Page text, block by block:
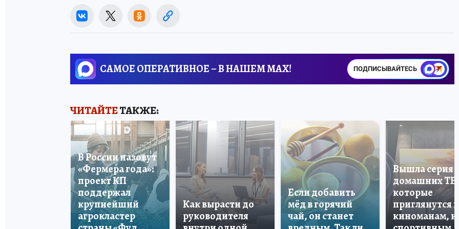
САМОЕ ОПЕРАТИВНОЕ – В НАШЕМ MAX! ПОДПИСЫВАЙТЕСЬ
ЧИТАЙТЕТАКЖЕ:
В России назовут
«Фермера года»:
проект КП
поддержал
крупнейший
агрокластер
Как вырасти до
руководителя
Если добавить
мёд в горячий
чай, он станет
Вышла серия
домашних ТВ,
которые
приглянутся и
киноманам, и